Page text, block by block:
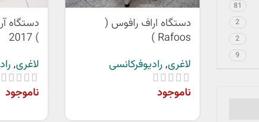
81
2
2
9
دستگاه اراف رافوس (
Rafoos )
لاغری,رادیوفرکانسی
ناموجود
) 2017
لاغری,
ناموجود